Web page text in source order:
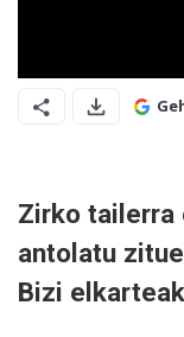
Zirko tailerra
antolatu
Bizi elkarteak